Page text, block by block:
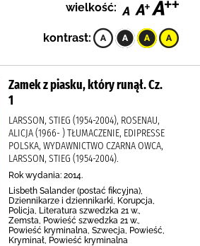
wielkość:
kontrast:
Zamek z piasku, który runął. Cz.
1
LARSSON, STIEG (1954-2004), ROSENAU,
ALICJA (1966- ) TŁUMACZENIE, EDIPRESSE
POLSKA, WYDAWNICTWO CZARNA OWCA,
LARSSON, STIEG (1954-2004).
Rok wydania: 2014.
Lisbeth Salander (postać fikcyjna),
Dziennikarze i dziennikarki, Korupcja,
Policja, Literatura szwedzka 21 w.,
Zemsta, Powieść szwedzka 21 w.,
Powieść kryminalna, Szwecja, Powieść,
Kryminał, Powieść kryminalna